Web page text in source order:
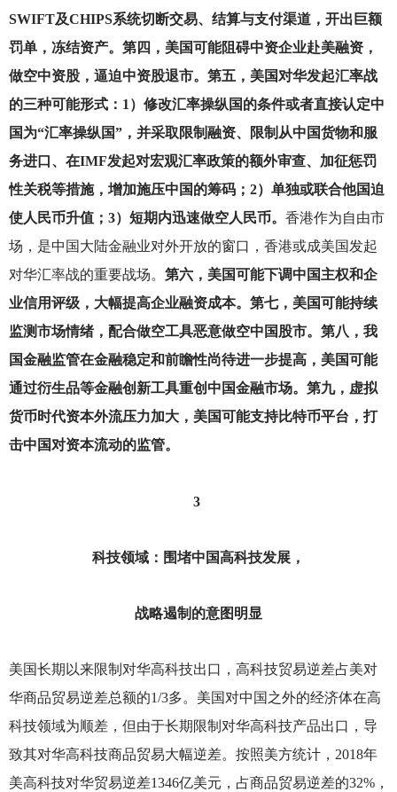
SWIFT及CHIPS系统切断交易、结算与支付渠道，开出巨额
罚单，冻结资产。第四，美国可能阻碍中资企业赴美融资，
做空中资股，逼迫中资股退市。第五，美国对华发起汇率战
的三种可能形式：1）修改汇率操纵国的条件或者直接认定中
国为“汇率操纵国”，并采取限制融资、限制从中国货物和服
务进口、在IMF发起对宏观汇率政策的额外审查、加征惩罚
性关税等措施，增加施压中国的筹码；2）单独或联合他国迫
使人民币升值；3）短期内迅速做空人民币。 香港作为自由市
场，是中国大陆金融业对外开放的窗口，香港或成美国发起
对华汇率战的重要战场。 第六，美国可能下调中国主权和企
业信用评级，大幅提高企业融资成本。第七，美国可能持续
监测市场情绪，配合做空工具恶意做空中国股市。第八，我
国金融监管在金融稳定和前瞻性尚待进一步提高，美国可能
通过衍生品等金融创新工具重创中国金融市场。第九，虚拟
货币时代资本外流压力加大，美国可能支持比特币平台，打
击中国对资本流动的监管。
3
科技领域：围堵中国高科技发展，
战略遏制的意图明显
美国长期以来限制对华高科技出口，高科技贸易逆差占美对
华商品贸易逆差总额的1/3多。美国对中国之外的经济体在高
科技领域为顺差，但由于长期限制对华高科技产品出口，导
致其对华高科技商品贸易大幅逆差。按照美方统计，2018年
美高科技对华贸易逆差1346亿美元，占商品贸易逆差的32%，